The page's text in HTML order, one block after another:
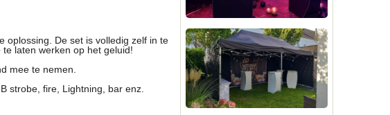
oplossing. De set is volledig zelf in te
laten werken op het geluid!
mee te nemen.
strobe, fire, Lightning, bar enz.